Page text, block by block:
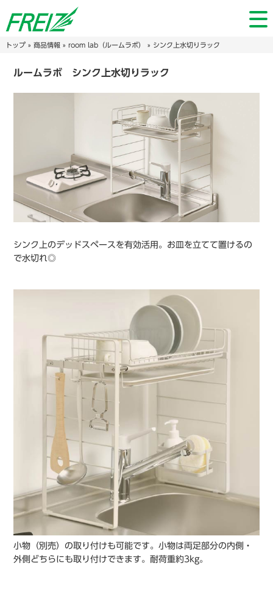
トップ» 商品情報» room lab（ルームラボ） » シンク上水切りラック
ルームラボ シンク上水切りラック
シンク上のデッドスペースを有効活用。お皿を立てて置けるの
で水切れ◎
小物（別売）の取り付けも可能です。小物は両足部分の内側・
外側どちらにも取り付けできます。耐荷重約3kg。